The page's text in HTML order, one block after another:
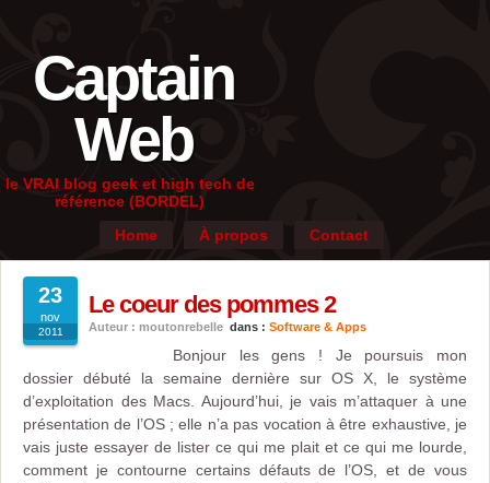
Captain
Web
le VRAI blog geek et high tech de
référence (BORDEL)
Home
À propos Contact
23
nov
2011
Le coeur des pommes 2
Auteur : moutonrebelle dans : Software & Apps
Bonjour les gens ! Je poursuis mon
dossier débuté la semaine dernière sur OS X, le système
d’exploitation des Macs. Aujourd’hui, je vais m’attaquer à une
présentation de l’OS ; elle n’a pas vocation à être exhaustive, je
vais juste essayer de lister ce qui me plait et ce qui me lourde,
comment je contourne certains défauts de l’OS, et de vous